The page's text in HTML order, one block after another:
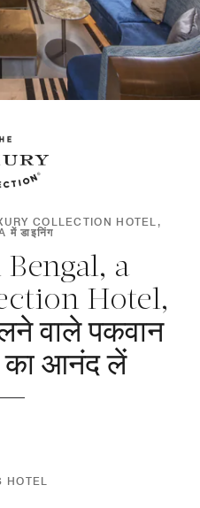
COLLECTION HOTEL,
में डाइनिंग
Bengal, a
Hotel,
वाले पकवान
का आनंद लें
HOTEL